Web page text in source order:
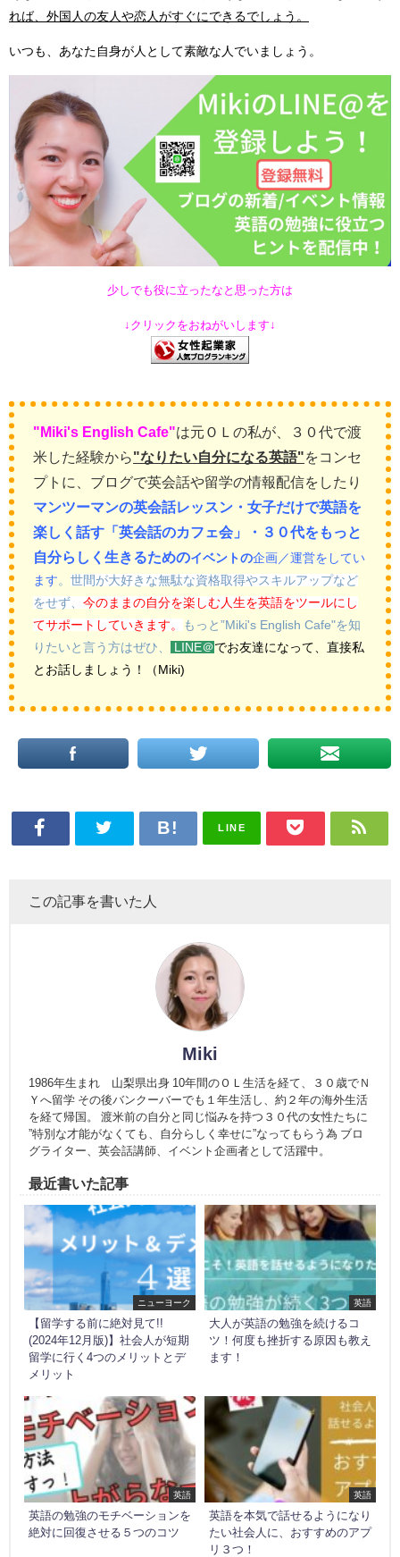
れば、外国人の友人や恋人がすぐにできるでしょう。
いつも、あなた自身が人として素敵な人でいましょう。
少しでも役に立ったなと思った方は
↓クリックをおねがいします↓
"Miki's English Cafe"は元ＯＬの私が、
３０代で渡
米した経験から"なりたい自分になる英語"をコンセ
プトに、 ブログで英会話や留学の情報配信をしたり
マンツーマンの英会話レッスン・女子だけで英語を
楽しく話す「英会話のカフェ会」・３０代をもっと
自分らしく生きるためのイベントの企画／運営をしてい
ます
世間が大好きな無駄な資格取得やスキルアップなど
をせず、 今のままの自分を楽しむ人生を英語をツールにし
てサポートしていきます。
もっと”Miki's English Cafe"を知
りたいと言う方はぜひ、
LINE＠ でお友達になって、直接私
とお話しましょう！（Miki)
LINE
この記事を書いた人
Miki
1986年生まれ 山梨県出身 10年間のＯＬ生活を経て、３０歳でＮ
Ｙへ留学 その後バンクーバーでも１年生活し、約２年の海外生活
を経て帰国。 渡米前の自分と同じ悩みを持つ３０代の女性たちに
”特別な才能がなくても、自分らしく幸せに”なってもらう為 ブロ
グライター、英会話講師、イベント企画者として活躍中。
最近書いた記事
ニューヨーク
【留学する前に絶対見て!!
(2024年12月版)】社会人が短期
留学に行く4つのメリットとデ
メリット
英語
大人が英語の勉強を続けるコ
ツ！何度も挫折する原因も教え
ます！
英語
英語の勉強のモチベーションを
絶対に回復させる５つのコツ
英語
英語を本気で話せるようになり
たい社会人に、おすすめのアプ
リ３つ！